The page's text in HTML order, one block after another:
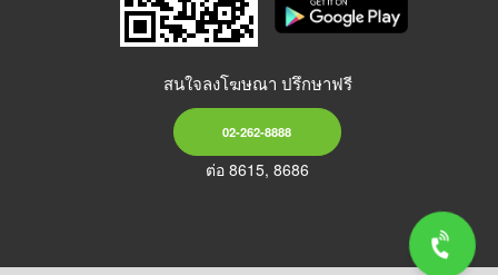
สนใจลงโฆษณา ปรึกษาฟรี
02-262-8888
ต่อ 8615, 8686